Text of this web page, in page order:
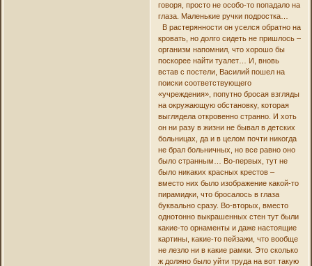
говоря, просто не особо-то попадало на
глаза. Маленькие ручки подростка…
В растерянности он уселся обратно на
кровать, но долго сидеть не пришлось –
организм напомнил, что хорошо бы
поскорее найти туалет… И, вновь
встав с постели, Василий пошел на
поиски соответствующего
«учреждения», попутно бросая взгляды
на окружающую обстановку, которая
выглядела откровенно странно. И хоть
он ни разу в жизни не бывал в детских
больницах, да и в целом почти никогда
не брал больничных, но все равно оно
было странным… Во-первых, тут не
было никаких красных крестов –
вместо них было изображение какой-то
пирамидки, что бросалось в глаза
буквально сразу. Во-вторых, вместо
однотонно выкрашенных стен тут были
какие-то орнаменты и даже настоящие
картины, какие-то пейзажи, что вообще
не лезло ни в какие рамки. Это сколько
ж должно было уйти труда на вот такую